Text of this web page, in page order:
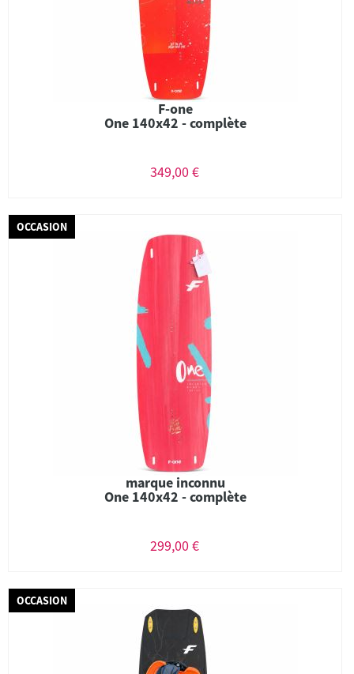
F-one
One 140x42 - complète
349,00 €
OCCASION
marque inconnu
One 140x42 - complète
299,00 €
OCCASION